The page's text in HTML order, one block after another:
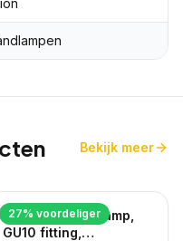
Bekijk meer
27% voordeliger
Moderne wandlamp,
GU10 fitting,